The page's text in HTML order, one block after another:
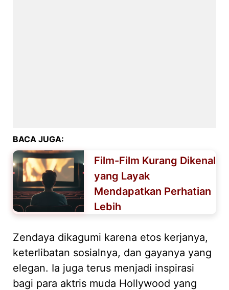
BACA JUGA:
Film-Film Kurang Dikenal
yang Layak
Mendapatkan Perhatian
Lebih
Zendaya dikagumi karena etos kerjanya,
keterlibatan sosialnya, dan gayanya yang
elegan. Ia juga terus menjadi inspirasi
bagi para aktris muda Hollywood yang